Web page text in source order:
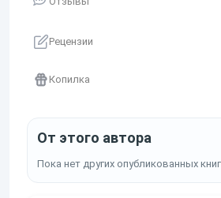
Рецензии
Копилка
От этого автора
Пока нет других опубликованных